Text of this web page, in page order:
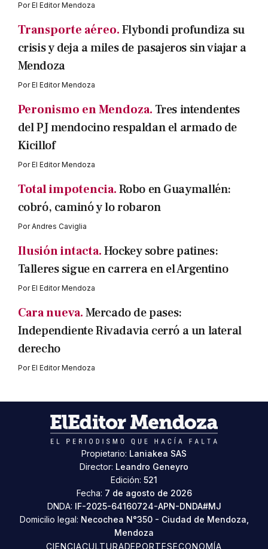
PorEl Editor Mendoza
Transporte aéreo.Flybondi profundiza su
crisis y deja a miles de pasajeros sin viajar a
Mendoza
PorEl Editor Mendoza
Peronismo en Mendoza. Tres intendentes
del PJ mendocino respaldan el armado de
Kicillof
PorEl Editor Mendoza
Total impotencia.Robo en Guaymallén:
cobró, caminó y lo robaron
PorAndres Caviglia
Ilusión intacta.Hockey sobre patines:
Talleres sigue en carrera en el Argentino
PorEl Editor Mendoza
Cara nueva.Mercado de pases:
Independiente Rivadavia cerró a un lateral
derecho
PorEl Editor Mendoza
Propietario: Laniakea SAS
Director: Leandro Geneyro
Edición: 521
Fecha: 7 de agosto de 2026
DNDA: IF-2025-64160724-APN-DNDA#MJ
Domicilio legal: Necochea N°350 - Ciudad de Mendoza,
Mendoza
CIENCIACULTURADEPORTESECONOMÍA